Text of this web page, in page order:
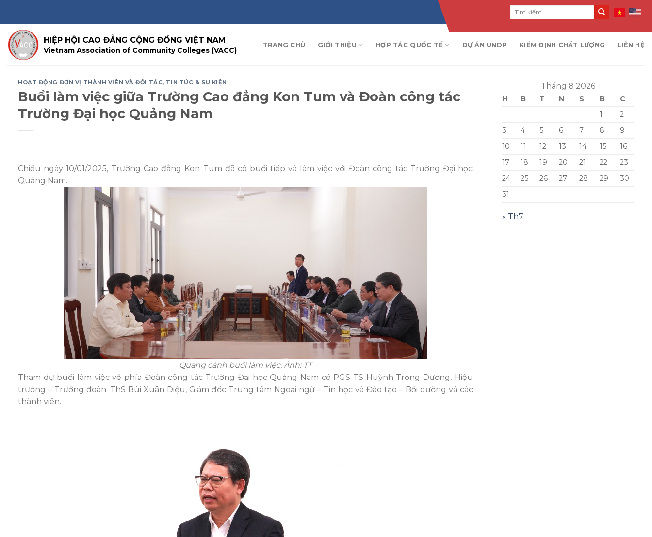
content
HIỆP HỘI CAO ĐẲNG CỘNG ĐỒNG VIỆT NAM
Vietnam Association of Community Colleges (VACC)
TRANG CHỦ GIỚI THIỆU HỢP TÁC QUỐC TẾ DỰ ÁN UNDP KIỂM ĐỊNH CHẤT LƯỢNG LIÊN HỆ
HOẠT ĐỘNG ĐƠN VỊ THÀNH VIÊN VÀ ĐỐI TÁC, TIN TỨC & SỰ KIỆN
Buổi làm việc giữa Trường Cao đẳng Kon Tum và Đoàn công tác
Trường Đại học Quảng Nam
Chiều ngày 10/01/2025, Trường Cao đẳng Kon Tum đã có buổi tiếp và làm việc với Đoàn công tác Trường Đại học
Quảng Nam.
Quang cảnh buổi làm việc. Ảnh: TT
Tham dự buổi làm việc về phía Đoàn công tác Trường Đại học Quảng Nam có PGS TS Huỳnh Trọng Dương, Hiệu
trưởng – Trưởng đoàn; ThS Bùi Xuân Diệu, Giám đốc Trung tâm Ngoại ngữ – Tin học và Đào tạo – Bồi dưỡng và các
thành viên.
Tháng 8 2026
H B T N S B
C
1
2
3
4 5 6 7 8
9
10
11 12 13 14 15
16
17
18 19 20 21 22
23
24
25 26 27 28 29
30
31
« Th7